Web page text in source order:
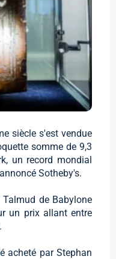
siècle s'est vendue
somme de 9,3
un record mondial
Sotheby's.
de Babylone
un prix allant entre
acheté par Stephan